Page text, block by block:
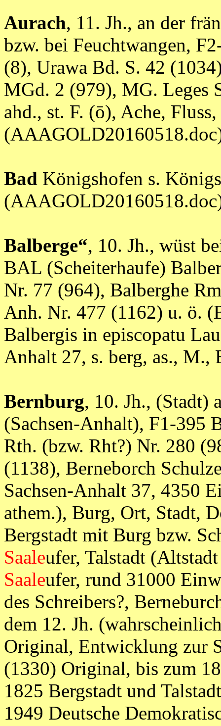
Aurach, 11. Jh., an der
bzw. bei Feuchtwangen,
(8), Urawa Bd. S. 42
MGd. 2 (979), MG. Leges
ahd., st. F. (ō), Ache, Fluss,
Bad Königshofen s.
Balberge“, 10. Jh., wüst
BAL (Scheiterhaufe)
Nr. 77 (964), Balberghe
Anh. Nr. 477 (1162) u. ö.
Balbergis in episcopatu
Anhalt 27, s. berg, as.,
Bernburg, 10. Jh., (Stadt)
(Sachsen-Anhalt), F1-395
Rth. (bzw. Rht?) Nr. 280
(1138), Berneborch
Sachsen-Anhalt 37, 4350
athem.), Burg, Ort, Stadt,
Bergstadt mit Burg bzw.
Saaleufer, Talstadt
Saaleufer, rund 31000
des Schreibers?,
dem 12. Jh.
Original, Entwicklung zur
(1330) Original, bis zum
1825 Bergstadt und
1949 Deutsche